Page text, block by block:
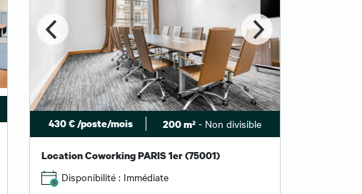
430 € /poste/mois 200 m² - Non divisible
Location Coworking PARIS 1er (75001)
Disponibilité : Immédiate